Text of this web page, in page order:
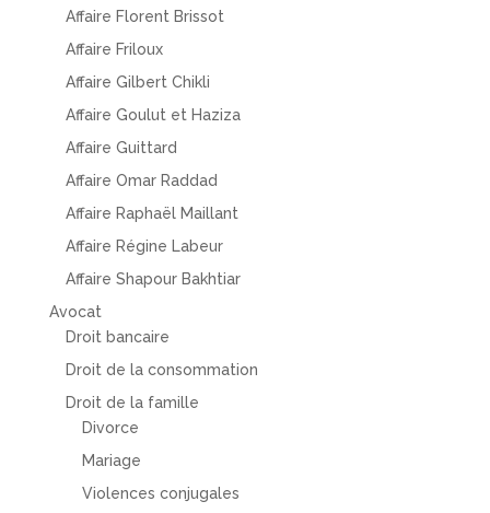
Affaire Florent Brissot
Affaire Friloux
Affaire Gilbert Chikli
Affaire Goulut et Haziza
Affaire Guittard
Affaire Omar Raddad
Affaire Raphaël Maillant
Affaire Régine Labeur
Affaire Shapour Bakhtiar
Avocat
Droit bancaire
Droit de la consommation
Droit de la famille
Divorce
Mariage
Violences conjugales